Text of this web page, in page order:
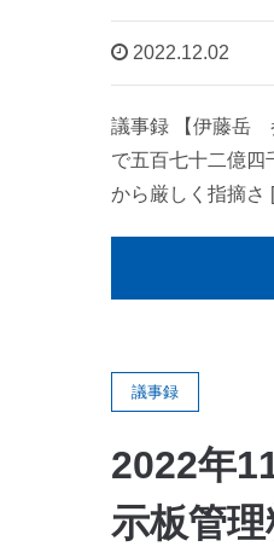
2022.12.02
議事録 【伊藤岳
で五百七十二億四
から厳しく指摘さ
議事録
2022年
示板管